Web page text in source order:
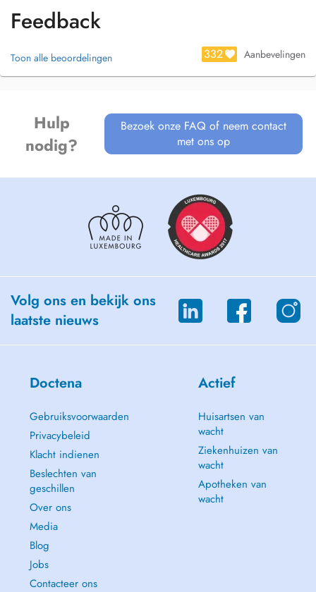
Pour être pris en charge par la Sécurité sociale, le traitement doit
débuter avant les 17 ans du patient.
Feedback
Toon alle beoordelingen 332 Aanbevelingen
Hulp
nodig?
Bezoek onze FAQ of neem contact
met ons op
Volg ons en bekijk ons
laatste nieuws
Doctena
Gebruiksvoorwaarden
Privacybeleid
Klacht indienen
Beslechten van
geschillen
Over ons
Media
Blog
Jobs
Contacteer ons
Actief
Huisartsen van
wacht
Ziekenhuizen van
wacht
Apotheken van
wacht